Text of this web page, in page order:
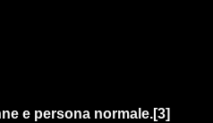
e persona normale.[3]